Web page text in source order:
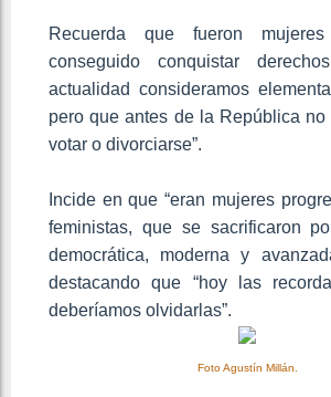
Recuerda que fueron
conseguido conquistar
actualidad consideramos
pero que antes de la República no
votar o divorciarse”.
Incide en que “eran mujeres
feministas, que se sacrificaron
democrática, moderna y
destacando que “hoy las
deberíamos olvidarlas”.
Foto Agustín Millán.